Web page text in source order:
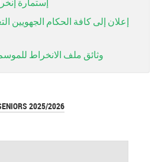
إستمارة إنخراط
إعلان إلى كافة الحكام الجهويين
وثائق ملف الانخراط للموسم
2025/2026